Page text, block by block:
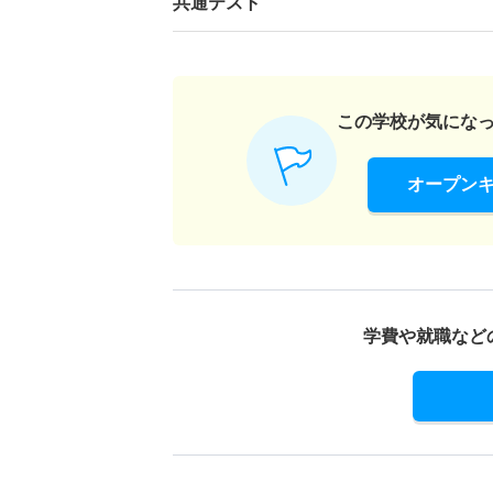
この学校が気にな
オープン
学費や就職など